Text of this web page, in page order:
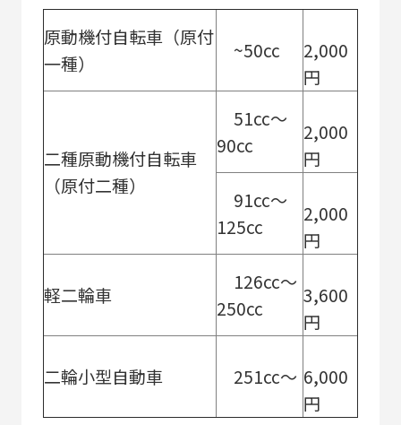
原動機付自転車（原付
一種）
~50cc
2,000
円
二種原動機付自転車
（原付二種）
51cc～
90cc
2,000
円
91cc～
125cc
2,000
円
軽二輪車
126cc～
250cc
3,600
円
二輪小型自動車 251cc～ 6,000
円